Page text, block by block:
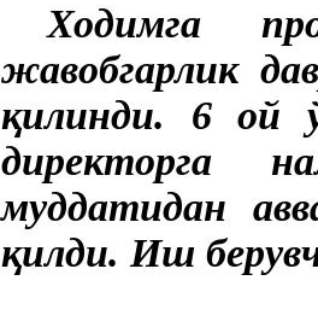
Ходимга
жавобгарлик
қилинди. 6 ой
директорга
муддатидан
қилди. Иш